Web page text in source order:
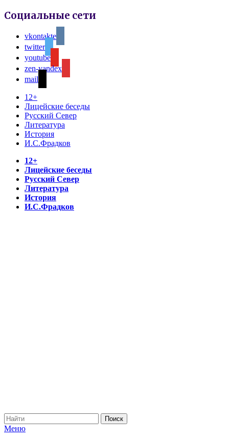
Социальные сети
vkontakte
twitter
youtube
zen-yandex
mail
12+
Лицейские беседы
Русский Север
Литература
История
И.С.Фрадков
12+
Лицейские беседы
Русский Север
Литература
История
И.С.Фрадков
Меню